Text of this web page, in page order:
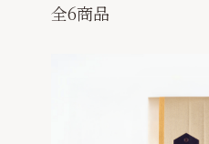
全6商品